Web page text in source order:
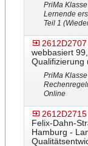
PriMa
Lernende
Teil 1
2612D2707
webbasiert
Qualifizierung
PriMa
Online
2612D2715
Felix-Dahn-
Hamburg -